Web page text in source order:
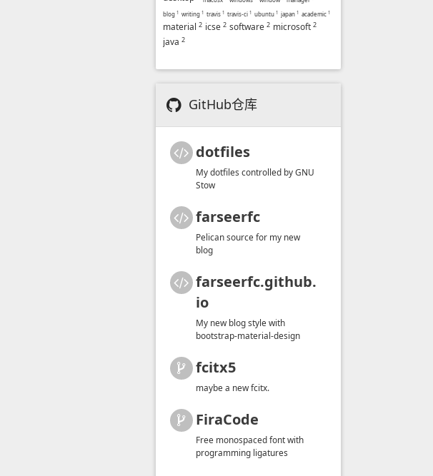
blog 1 writing 1 travis 1 travis-ci 1 ubuntu 1 japan 1 academic 1
material 2 icse 2 software 2 microsoft 2
java 2
GitHub仓库
dotfiles
My dotfiles controlled by GNU
Stow
farseerfc
Pelican source for my new
blog
farseerfc.github.
io
My new blog style with
bootstrap-material-design
fcitx5
maybe a new fcitx.
FiraCode
Free monospaced font with
programming ligatures